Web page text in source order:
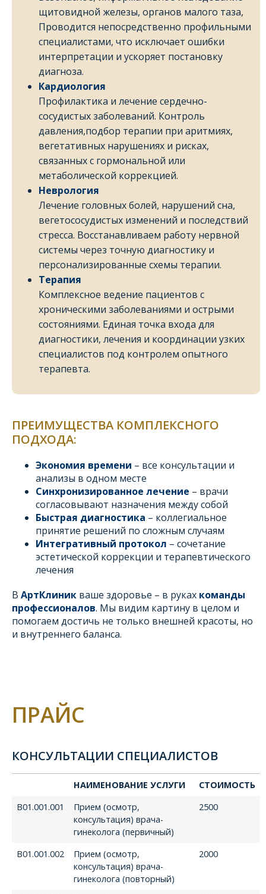
щитовидной железы, органов малого таза,
Проводится непосредственно профильными
специалистами, что исключает ошибки
интерпретации и ускоряет постановку
диагноза.
Кардиология
Профилактика и лечение сердечно-
сосудистых заболеваний. Контроль
давления,подбор терапии при аритмиях,
вегетативных нарушениях и рисках,
связанных с гормональной или
метаболической коррекцией.
Неврология
Лечение головных болей, нарушений сна,
вегетососудистых изменений и последствий
стресса. Восстанавливаем работу нервной
системы через точную диагностику и
персонализированные схемы терапии.
Терапия
Комплексное ведение пациентов с
хроническими заболеваниями и острыми
состояниями. Единая точка входа для
диагностики, лечения и координации узких
специалистов под контролем опытного
терапевта.
ПРЕИМУЩЕСТВА КОМПЛЕКСНОГО
ПОДХОДА:
Экономия времени – все консультации и
анализы в одном месте
Синхронизированное лечение – врачи
согласовывают назначения между собой
Быстрая диагностика – коллегиальное
принятие решений по сложным случаям
Интегративный протокол – сочетание
эстетической коррекции и терапевтического
лечения
В АртКлиник ваше здоровье – в руках команды
профессионалов. Мы видим картину в целом и
помогаем достичь не только внешней красоты, но
и внутреннего баланса.
ПРАЙС
КОНСУЛЬТАЦИИ СПЕЦИАЛИСТОВ
НАИМЕНОВАНИЕ УСЛУГИ
СТОИМОСТЬ
В01.001.001
Прием (осмотр,
консультация) врача-
гинеколога (первичный)
2500
В01.001.002
Прием (осмотр,
консультация) врача-
гинеколога (повторный)
2000